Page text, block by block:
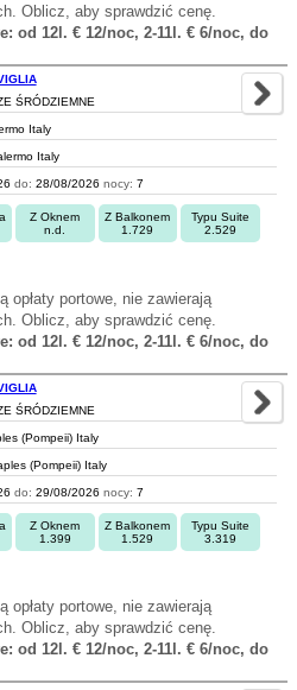
Oblicz, aby sprawdzić cenę.
od 12l. € 12/noc, 2-11l. € 6/noc, do
ŚRÓDZIEMNE
Italy
Italy
do: 28/08/2026 nocy: 7
Z Oknem
n.d.
Z Balkonem
1.729
Typu Suite
2.529
opłaty portowe, nie zawierają
Oblicz, aby sprawdzić cenę.
od 12l. € 12/noc, 2-11l. € 6/noc, do
ŚRÓDZIEMNE
(Pompeii) Italy
(Pompeii) Italy
do: 29/08/2026 nocy: 7
Z Oknem
1.399
Z Balkonem
1.529
Typu Suite
3.319
opłaty portowe, nie zawierają
Oblicz, aby sprawdzić cenę.
od 12l. € 12/noc, 2-11l. € 6/noc, do